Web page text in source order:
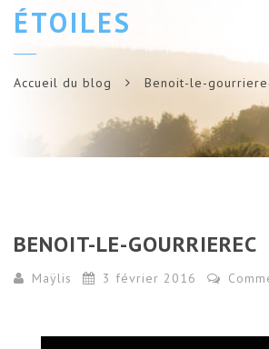
ÉTOILES
Accueil du blog Benoit-le-
BENOIT-LE-GOURRIEREC
Maÿlis 3 février 2016